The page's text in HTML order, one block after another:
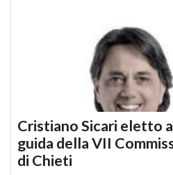
Cristiano Sicari eletto
guida della VII
di Chieti